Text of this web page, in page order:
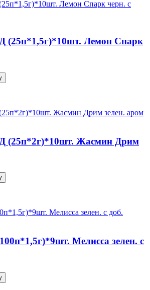
Лемон Спарк
Жасмин Дрим
Мелисса зелен. с